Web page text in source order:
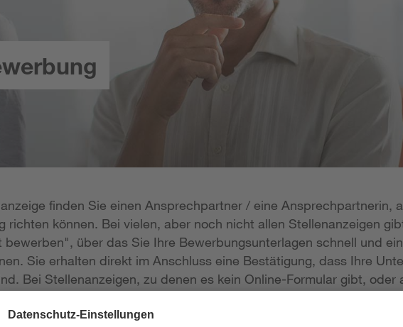
finden Sie einen Ansprechpartner / eine Ansprechpartnerin,
richten können. Bei vielen, aber noch nicht allen Stellenanzeigen
bewerben", über das Sie Ihre Bewerbungsunterlagen schnell und
Sie erhalten direkt im Anschluss eine Bestätigung, dass Ihre
Bei Stellenanzeigen, zu denen es kein Online-Formular gibt, oder
Ihre Unterlagen per E-Mail zukommen lassen; die E-Mail-Adresse
angegeben. Natürlich nehmen wir weiterhin auch